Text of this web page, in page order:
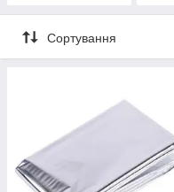
Сортування